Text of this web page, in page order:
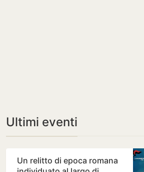
Ultimi eventi
Un relitto di epoca romana